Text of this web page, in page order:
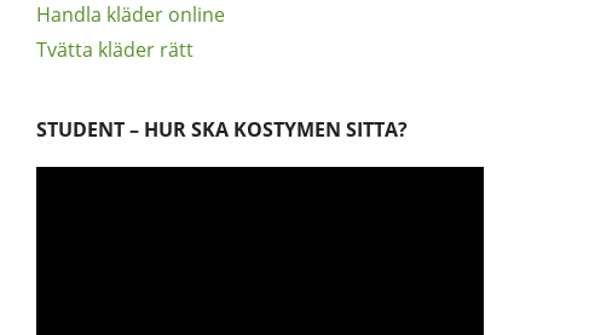
Handla kläder online
Tvätta kläder rätt
STUDENT – HUR SKA KOSTYMEN SITTA?